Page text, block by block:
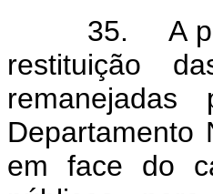
35. A
restituição
Departamento
em face do